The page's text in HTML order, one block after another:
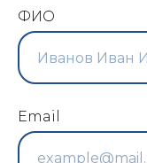
ФИО
Email